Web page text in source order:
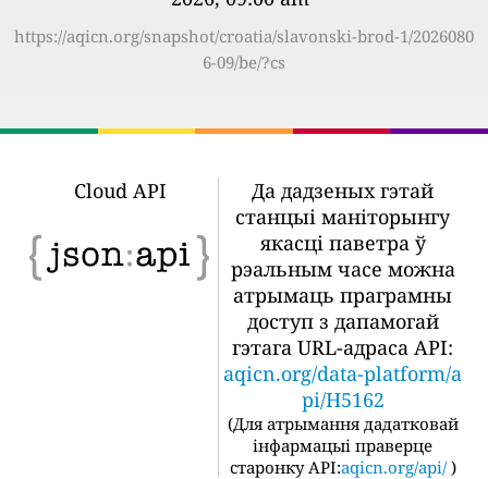
https://aqicn.org/snapshot/croatia/slavonski-brod-1/2026080
6-09/be/?cs
Cloud API
Да дадзеных гэтай
станцыі маніторынгу
якасці паветра ў
рэальным часе можна
атрымаць праграмны
доступ з дапамогай
гэтага URL-адраса API:
aqicn.org/data-platform/a
pi/H5162
(Для атрымання дадатковай
інфармацыі праверце
старонку API:aqicn.org/api/ )